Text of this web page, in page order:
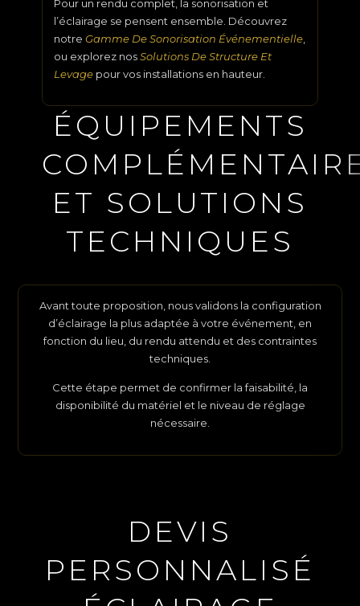
Pour un rendu complet, la sonorisation et
l’éclairage se pensent ensemble. Découvrez
notre Gamme De Sonorisation Événementielle
ou explorez nosSolutions De Structure Et
Levage pour vos installations en hauteur.
ÉQUIPEMENTS
ET SOLUTIONS
TECHNIQUES
Avant toute proposition, nous validons la configuration
d’éclairage la plus adaptée à votre événement, en
fonction du lieu, du rendu attendu et des contraintes
techniques.
Cette étape permet de confirmer la faisabilité, la
disponibilité du matériel et le niveau de réglage
nécessaire.
DEVIS
PERSONNALISÉ